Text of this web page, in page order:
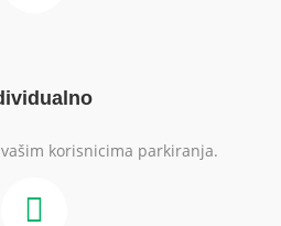
korisnicima parkiranja.